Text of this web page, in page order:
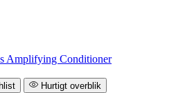
Hurtigt overblik